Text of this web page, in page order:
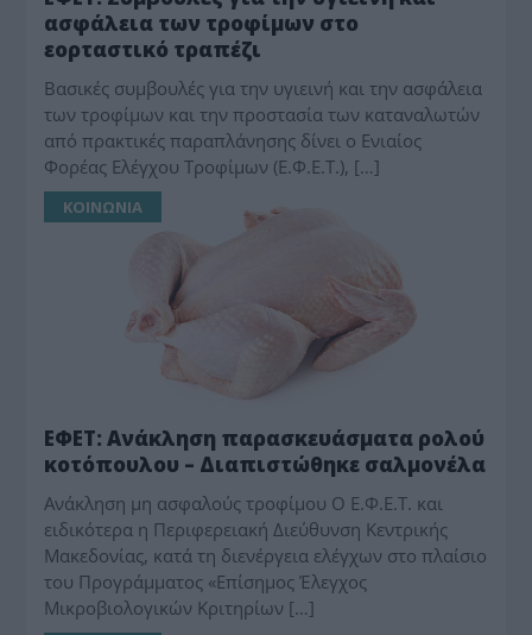
ασφάλεια των τροφίμων στο
εορταστικό τραπέζι
Bασικές συμβουλές για την υγιεινή και την ασφάλεια
των τροφίμων και την προστασία των καταναλωτών
από πρακτικές παραπλάνησης δίνει ο Ενιαίος
Φορέας Ελέγχου Τροφίμων (Ε.Φ.Ε.Τ.), […]
ΚΟΙΝΩΝΙΑ
ΕΦΕΤ: Ανάκληση παρασκευάσματα ρολού
κοτόπουλου – Διαπιστώθηκε σαλμονέλα
Ανάκληση μη ασφαλούς τροφίμου Ο Ε.Φ.Ε.Τ. και
ειδικότερα η Περιφερειακή Διεύθυνση Κεντρικής
Μακεδονίας, κατά τη διενέργεια ελέγχων στο πλαίσιο
του Προγράμματος «Επίσημος Έλεγχος
Μικροβιολογικών Κριτηρίων […]